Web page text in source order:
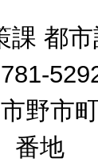
課 都
野市
番地